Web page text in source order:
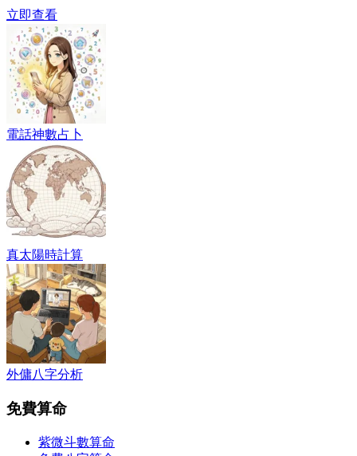
立即查看
電話神數占卜
真太陽時計算
外傭八字分析
免費算命
紫微斗數算命